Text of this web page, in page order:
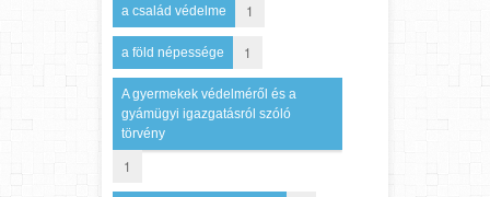
a család védelme 1
a föld népessége 1
A gyermekek védelméről és a
gyámügyi igazgatásról szóló
törvény
1